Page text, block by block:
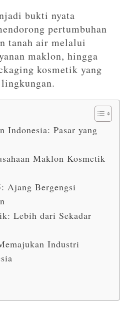
bukti nyata
pertumbuhan
tanah air melalui
maklon, hingga
kosmetik yang
Indonesia: Pasar yang
Maklon Kosmetik
Ajang Bergengsi
Lebih dari Sekadar
Industri